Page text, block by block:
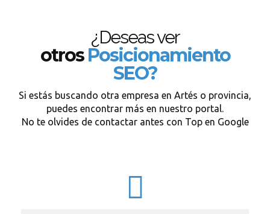
¿Deseas ver
otrosPosicionamiento
SEO?
Si estás buscando otra empresa en Artés o provincia,
puedes encontrar más en nuestro portal.
No te olvides de contactar antes con Top en Google